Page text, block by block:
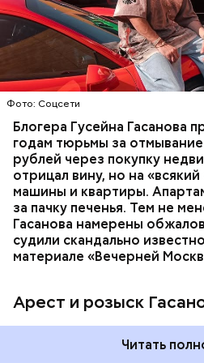
Фото: Соцсети
Блогера Гусейна Гасанова
годам тюрьмы за
рублей через покупку
отрицал вину, но на
машины и квартиры.
за пачку печенья. Тем не
Гасанова намерены
судили скандально
материале «Вечерней
Арест и розыск
неуплате налогов и
доходов в особо крупном
мужчину заочно арестовали.
Читать
НАЛОГИ ПОИСК ЛЮДЕЙ
ГАСАН ГУСЕЙНОВ
Началось расследование. В
Молодого человека
допросе он признался, что
только отчима. Тогда
мотивом преступления была
которая в случае их смерти
спустя несколько дней
уже травил других людей.